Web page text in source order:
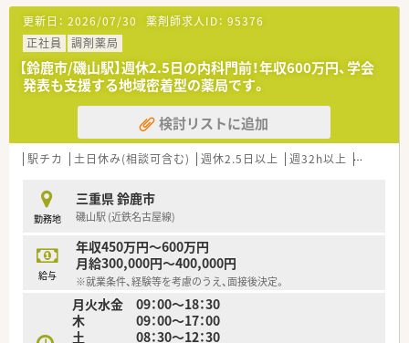
【法人特徴について】
■三重県鈴鹿市と岐阜県を中心に計16店舗を展開し、地域医療
の発展に深く貢献している企業です。
■大手調剤薬局のグループ企業として新たにスタートし、安定し
た経営基盤と充実した福利厚生を誇ります。
■各店舗を近隣エリアに集中出店しているため、急な休みでも他
店舗から応援に入れるヘルプ体制が万全です。
【求人情報について】
■ご経験やスキルを最大限に考慮し、年収450万円から最大600
■平日の終業時間は18時までとなっており、仕事後のプライベ
ートな時間も大切にできる求人です。
■新卒の方や未経験の方、ブランクからの復職を希望される方ま
で、幅広くご応募いただけます。
更新日： 2026/07/30 薬剤師求人ID： 95376
正社員
調剤薬局
【鈴鹿市/磯山駅】週休2.5日の内科門前！年収600万円、学会
発表も支援する地域密着型の薬局です。
検討リストに追加
駅チカ 土日休み(相談可含む) 週休2.5日以上 週32h以上 未経験可
勤務地
三重県 鈴鹿市
磯山駅 (近鉄名古屋線)
給与
年収450万円～600万円
月給300,000円～400,000円
※就業条件、経験等を考慮のうえ、面接後決定。
月火水金 09：00～18：30
木 09：00～17：00
土 08：30～12：30